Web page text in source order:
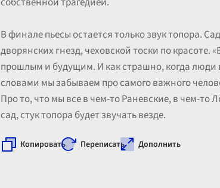
В финале пьесы остается только звук топора.
дворянских гнезд, чеховской тоски по
прошлым и будущим. И как страшно, когда люди
словами мы забываем про самого важного
Про то, что мы все в чем-то Раневские, в чем-
сад, стук топора будет звучать везде.
Копировать Переписать Дополнить